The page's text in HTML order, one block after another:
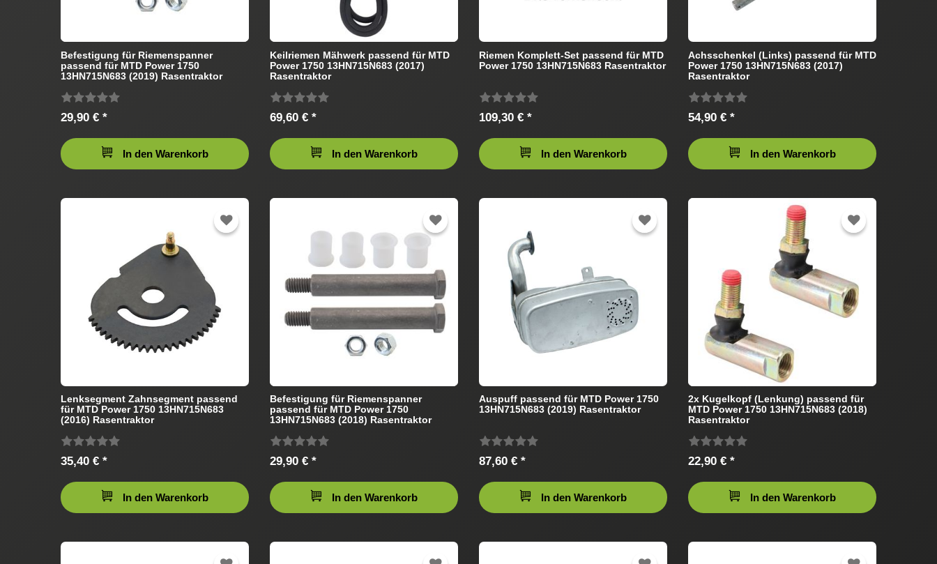
Befestigung für Riemenspanner
passend für MTD Power 1750
13HN715N683 (2019) Rasentraktor
29,90 € *
In den Warenkorb
Keilriemen Mähwerk passend für MTD
Power 1750 13HN715N683 (2017)
Rasentraktor
69,60 € *
In den Warenkorb
Riemen Komplett-Set passend für MTD
Power 1750 13HN715N683 Rasentraktor
109,30 € *
In den Warenkorb
Achsschenkel (Links) passend für MTD
Power 1750 13HN715N683 (2017)
Rasentraktor
54,90 € *
In den Warenkorb
Lenksegment Zahnsegment passend
für MTD Power 1750 13HN715N683
(2016) Rasentraktor
35,40 € *
In den Warenkorb
Befestigung für Riemenspanner
passend für MTD Power 1750
13HN715N683 (2018) Rasentraktor
29,90 € *
In den Warenkorb
Auspuff passend für MTD Power 1750
13HN715N683 (2019) Rasentraktor
87,60 € *
In den Warenkorb
2x Kugelkopf (Lenkung) passend für
MTD Power 1750 13HN715N683 (2018)
Rasentraktor
22,90 € *
In den Warenkorb